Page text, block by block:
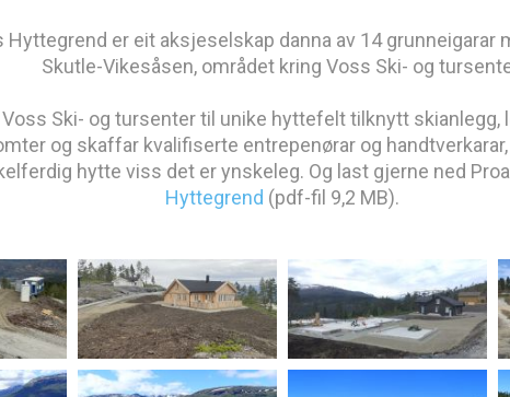
Hyttegrend er eit aksjeselskap danna av 14
Skutle-Vikesåsen, området kring Voss Ski- og
Ski- og tursenter til unike hyttefelt tilknytt
og skaffar kvalifiserte entrepenørar og
hytte viss det er ynskeleg. Og last gjerne ned
Hyttegrend (pdf-fil 9,2 MB).